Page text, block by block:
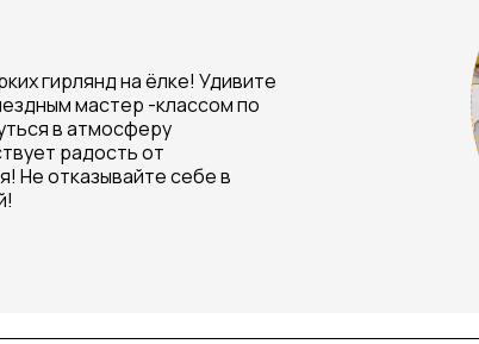
гирлянд на ёлке! Удивите
мастер -классом по
в атмосферу
радость от
Не отказывайте себе в